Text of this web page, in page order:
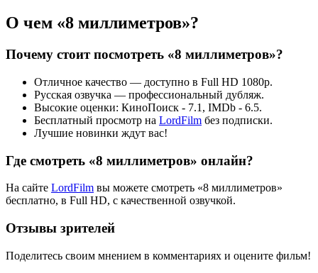
О чем «8 миллиметров»?
Почему стоит посмотреть «8 миллиметров»?
Отличное качество — доступно в Full HD 1080p.
Русская озвучка — профессиональный дубляж.
Высокие оценки: КиноПоиск - 7.1, IMDb - 6.5.
Бесплатный просмотр на LordFilm без подписки.
Лучшие новинки ждут вас!
Где смотреть «8 миллиметров» онлайн?
На сайте LordFilm вы можете смотреть «8 миллиметров»
бесплатно, в Full HD, с качественной озвучкой.
Отзывы зрителей
Поделитесь своим мнением в комментариях и оцените фильм!